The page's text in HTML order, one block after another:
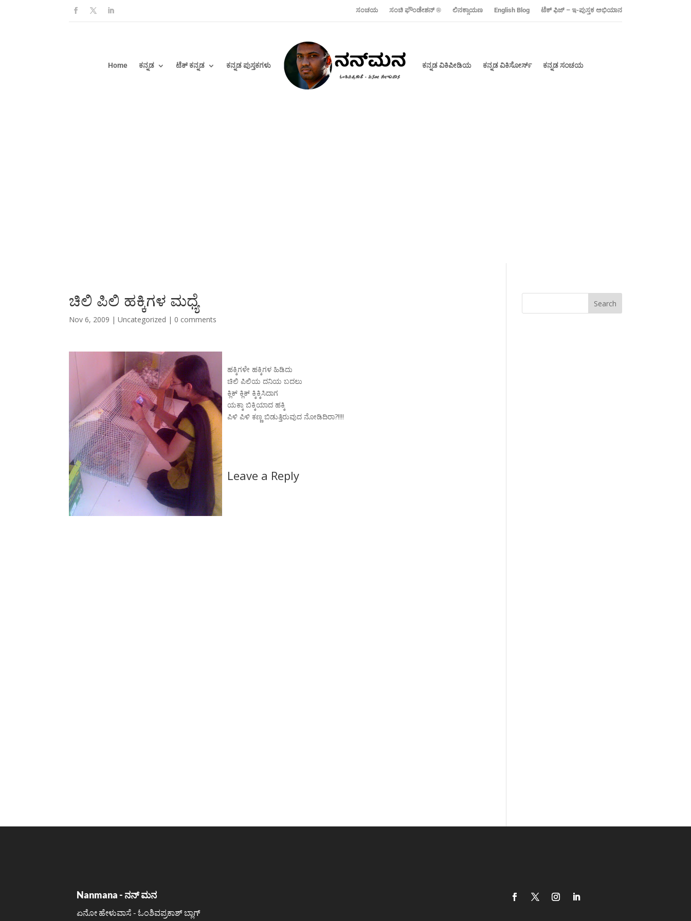
ಸಂಚಯ ಸಂಚಿ ಫೌಂಡೇಶನ್ ‍® ಲಿನಕ್ಸಾಯಣ ‍English Blog ಟೆಕ್ ಫಿಜ್ – ಇ-ಪುಸ್ತಕ ಅಭಿಯಾನ
Home ಕನ್ನಡ ಟೆಕ್ ಕನ್ನಡ ಕನ್ನಡ ಪುಸ್ತಕಗಳು ಕನ್ನಡ ವಿಕಿಪೀಡಿಯ ಕನ್ನಡ ವಿಕಿಸೋರ್ಸ್ ಕನ್ನಡ ಸಂಚಯ
ಚಿಲಿ ಪಿಲಿ ಹಕ್ಕಿಗಳ ಮಧ್ಯೆ
Nov 6, 2009 |Uncategorized | 0 comments
ಹಕ್ಕಿಗಳೇ ಹಕ್ಕಿಗಳ ಹಿಡಿದು
ಚಿಲಿ ಪಿಲಿಯ ದನಿಯ ಬದಲು
ಕ್ಲಿಕ್ ಕ್ಲಿಕ್ ಕ್ಕಿಕ್ಕಿಸಿದಾಗ
ಯಕ್ಕಾ ಬಿಕ್ಕಿಯಾದ ಹಕ್ಕಿ
ಪಿಳಿ ಪಿಳಿ ಕಣ್ಣ ಬಿಡುತ್ತಿರುವುದ ನೋಡಿದಿರಾ?!!!!
Leave a Reply
Nanmana - ನನ್ ಮನ
ಏನೋ ಹೇಳುವಾಸೆ - ಓಂಶಿವಪ್ರಕಾಶ್ ಬ್ಲಾಗ್